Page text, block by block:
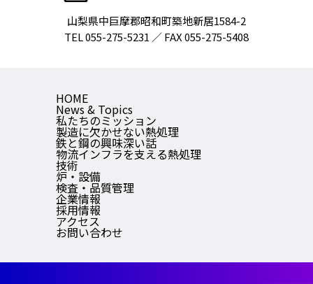
山梨県中巨摩郡昭和町築地新居1584-2
TEL 055-275-5231 ／ FAX 055-275-5408
HOME
News & Topics
私たちのミッション
製造に欠かせない熱処理
鉄と鋼の興味深い話
物流インフラを支える熱処理
技術
炉・設備
検査・品質管理
企業情報
採用情報
アクセス
お問い合わせ